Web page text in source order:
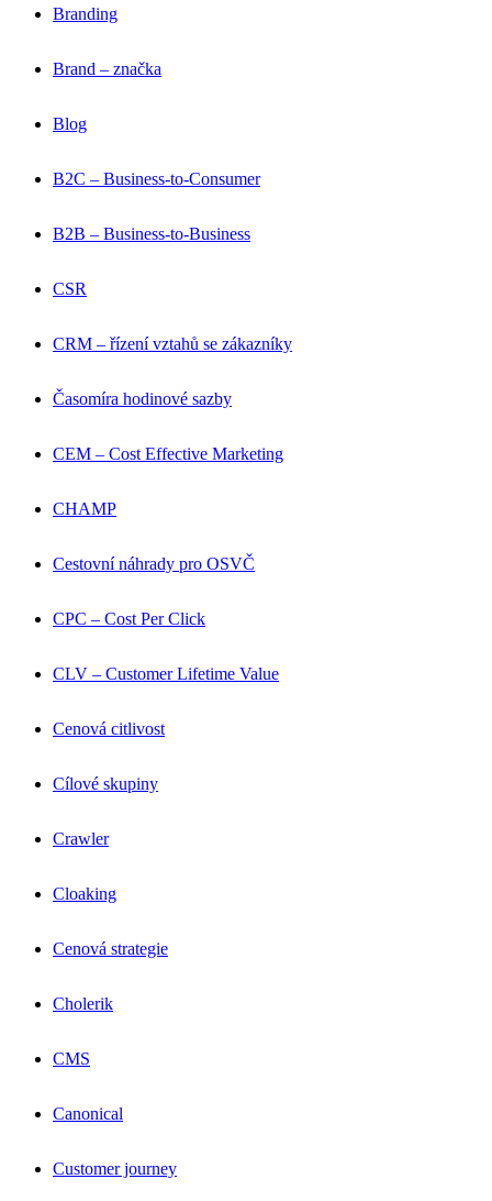
Branding
Brand – značka
Blog
B2C – Business-to-Consumer
B2B – Business-to-Business
CSR
CRM – řízení vztahů se zákazníky
Časomíra hodinové sazby
CEM – Cost Effective Marketing
CHAMP
Cestovní náhrady pro OSVČ
CPC – Cost Per Click
CLV – Customer Lifetime Value
Cenová citlivost
Cílové skupiny
Crawler
Cloaking
Cenová strategie
Cholerik
CMS
Canonical
Customer journey